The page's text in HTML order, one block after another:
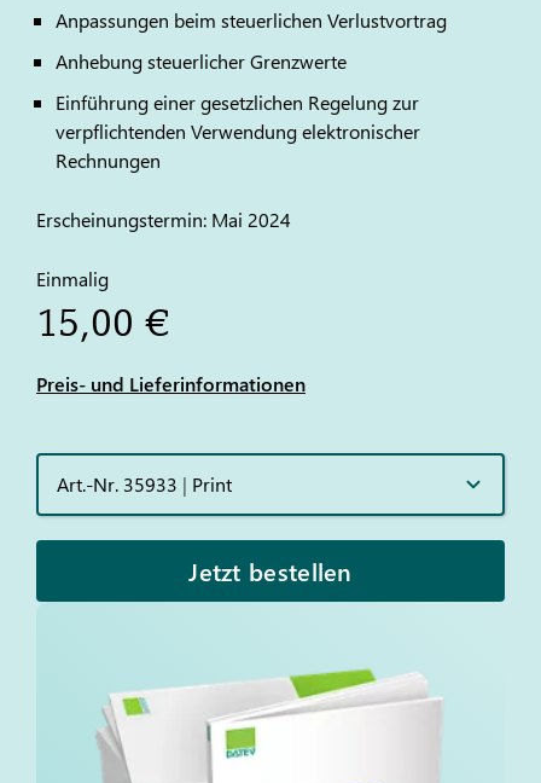
Anpassungen beim steuerlichen Verlustvortrag
Anhebung steuerlicher Grenzwerte
Einführung einer gesetzlichen Regelung zur
verpflichtenden Verwendung elektronischer
Rechnungen
Erscheinungstermin: Mai 2024
Einmalig
15,00 €
Preis- und Lieferinformationen
Art.-Nr. 35933 | Print
Jetzt bestellen